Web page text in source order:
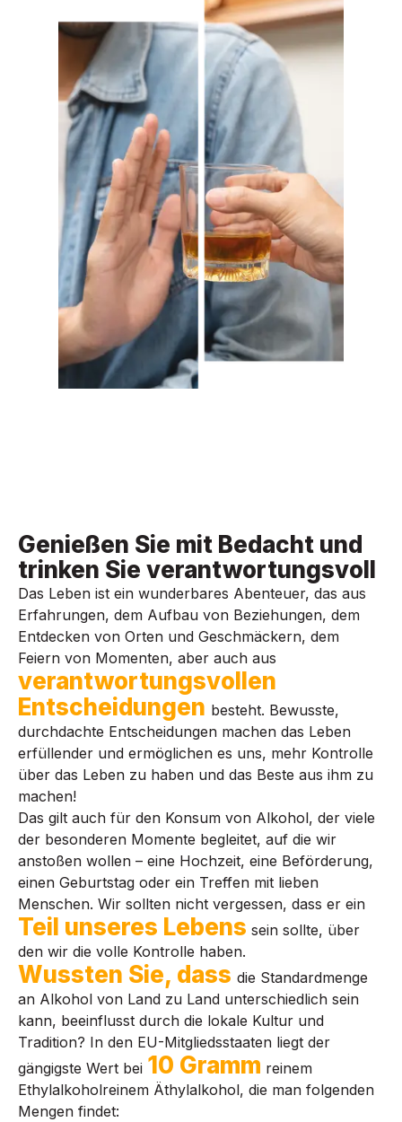
Genießen Sie mit Bedacht und
trinken Sie verantwortungsvoll
Das Leben ist ein wunderbares Abenteuer, das aus
Erfahrungen, dem Aufbau von Beziehungen, dem
Entdecken von Orten und Geschmäckern, dem
Feiern von Momenten, aber auch aus
verantwortungsvollen
Entscheidungen besteht. Bewusste,
durchdachte Entscheidungen machen das Leben
erfüllender und ermöglichen es uns, mehr Kontrolle
über das Leben zu haben und das Beste aus ihm zu
machen!
Das gilt auch für den Konsum von Alkohol, der viele
der besonderen Momente begleitet, auf die wir
anstoßen wollen – eine Hochzeit, eine Beförderung,
einen Geburtstag oder ein Treffen mit lieben
Menschen. Wir sollten nicht vergessen, dass er ein
Teil unseres Lebens sein sollte, über
den wir die volle Kontrolle haben.
Wussten Sie, dass die Standardmenge
an Alkohol von Land zu Land unterschiedlich sein
kann, beeinflusst durch die lokale Kultur und
Tradition? In den EU-Mitgliedsstaaten liegt der
gängigste Wert bei 10 Gramm reinem
Ethylalkoholreinem Äthylalkohol, die man folgenden
Mengen findet: